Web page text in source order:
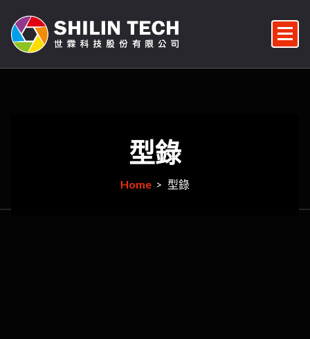
content
型錄
Home> 型錄